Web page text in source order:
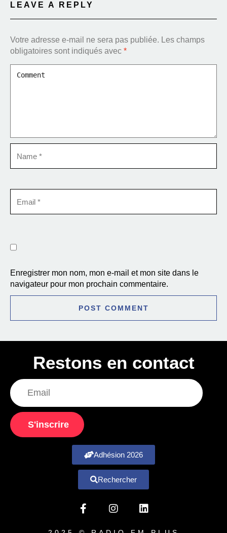
LEAVE A REPLY
Votre adresse e-mail ne sera pas publiée. Les champs
obligatoires sont indiqués avec *
Enregistrer mon nom, mon e-mail et mon site dans le
navigateur pour mon prochain commentaire.
Restons en contact
S'inscrire
Adhésion 2026
Rechercher